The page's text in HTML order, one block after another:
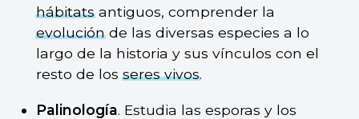
hábitatsantiguos, comprender la
evoluciónde las diversas especies a lo
largo de la historia y sus vínculos con el
resto de losseres vivos.
Palinología. Estudia las esporas y los